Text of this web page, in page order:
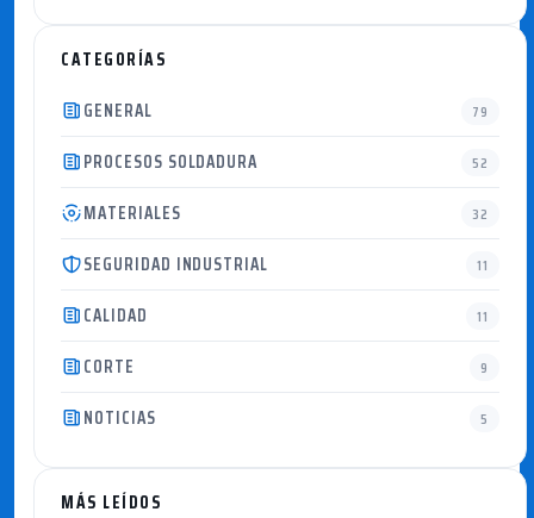
CATEGORÍAS
GENERAL
79
PROCESOS SOLDADURA 52
MATERIALES 32
SEGURIDAD INDUSTRIAL 11
CALIDAD 11
CORTE 9
NOTICIAS 5
MÁS LEÍDOS